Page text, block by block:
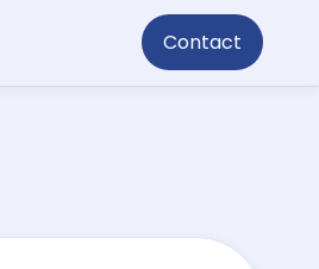
Contact